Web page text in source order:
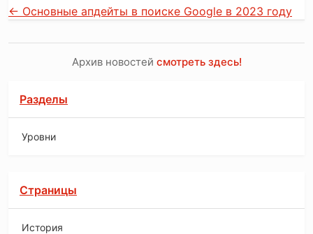
← Основные апдейты в поиске Google в 2023 году
Архив новостей смотреть здесь!
Разделы
Уровни
Страницы
История